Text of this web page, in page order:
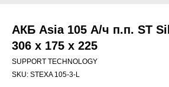
АКБ Asia 105 А/ч п.п. ST
306 х 175 х 225
SUPPORT TECHNOLOGY
SKU: STEXA 105-3-L